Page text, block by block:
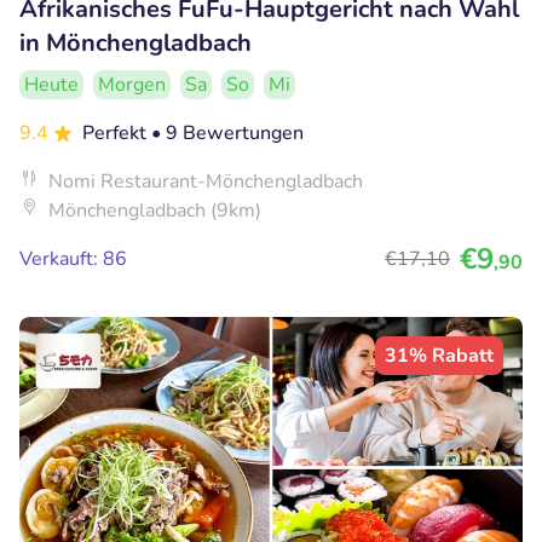
Afrikanisches FuFu-Hauptgericht nach Wahl
in Mönchengladbach
Heute Morgen Sa So
Mi
9.4
Perfekt • 9 Bewertungen
Nomi Restaurant-Mönchengladbach
Mönchengladbach (9km)
Verkauft: 86
€17,10 €9,90
31% Rabatt